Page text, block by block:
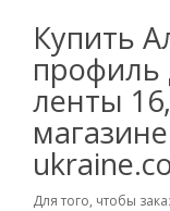
Купить
профиль
ленты
Для того, чтобы